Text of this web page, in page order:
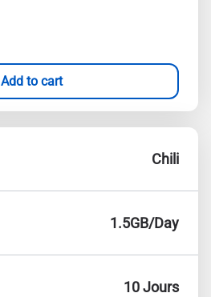
Add to cart
Chili
1.5GB/Day
10 Jours